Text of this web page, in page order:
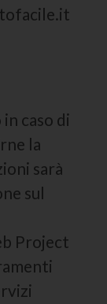
caso di
la
sarà
sul
Project